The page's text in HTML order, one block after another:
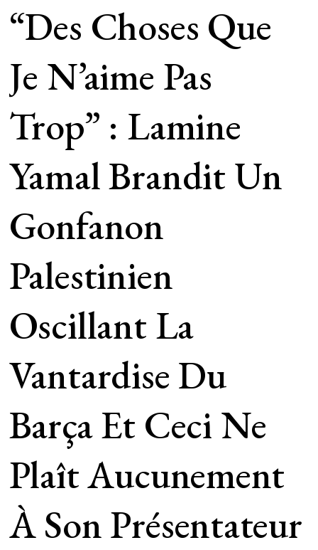
“Des Choses Que
Je N’aime Pas
Trop” : Lamine
Yamal Brandit Un
Gonfanon
Palestinien
Oscillant La
Vantardise Du
Barça Et Ceci Ne
Plaît Aucunement
À Son Présentateur